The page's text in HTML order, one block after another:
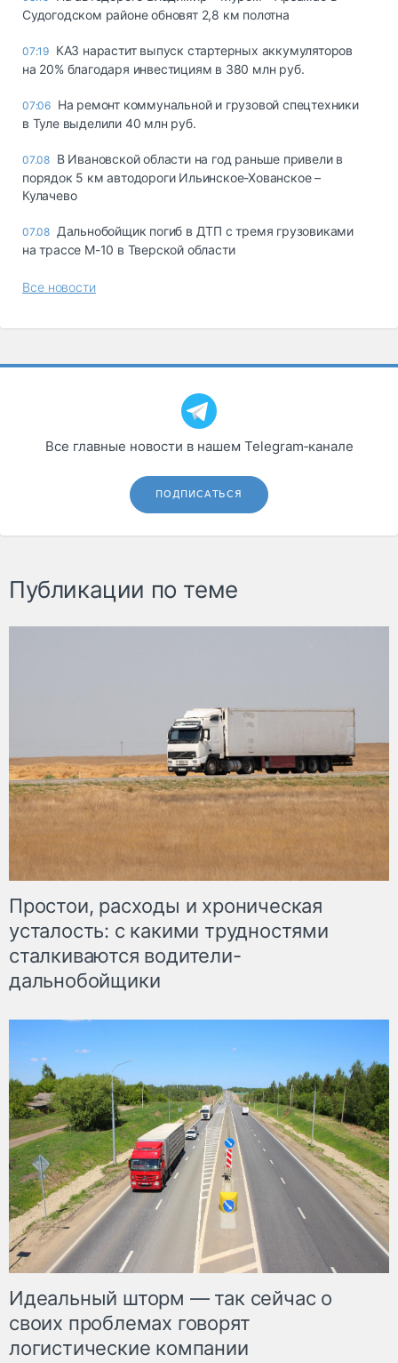
Судогодском районе обновят 2,8 км полотна
07:19 КАЗ нарастит выпуск стартерных аккумуляторов
на 20% благодаря инвестициям в 380 млн руб.
07:06 На ремонт коммунальной и грузовой спецтехники
в Туле выделили 40 млн руб.
07.08 В Ивановской области на год раньше привели в
порядок 5 км автодороги Ильинское-Хованское –
Кулачево
07.08 Дальнобойщик погиб в ДТП с тремя грузовиками
на трассе М-10 в Тверской области
Все новости
Все главные новости в нашем Telegram‑канале
ПОДПИСАТЬСЯ
Публикации по теме
Простои, расходы и хроническая
усталость: с какими трудностями
сталкиваются водители-
дальнобойщики
Идеальный шторм — так сейчас о
своих проблемах говорят
логистические компании